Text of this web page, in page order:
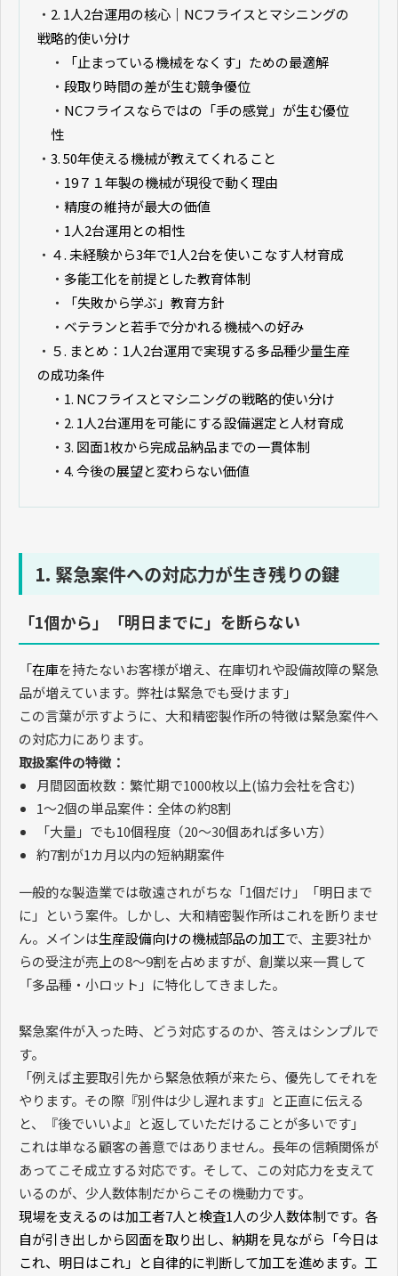
・ 2. 1人2台運用の核心｜NCフライスとマシニングの
戦略的使い分け
・
「止まっている機械をなくす」ための最適解
・ 段取り時間の差が生む競争優位
・ NCフライスならではの「手の感覚」が生む優位
性
・ 3. 50年使える機械が教えてくれること
・ 19７１年製の機械が現役で動く理由
・ 精度の維持が最大の価値
・ 1人2台運用との相性
・ ４. 未経験から3年で1人2台を使いこなす人材育成
・ 多能工化を前提とした教育体制
・
「失敗から学ぶ」教育方針
・ ベテランと若手で分かれる機械への好み
・ ５. まとめ：1人2台運用で実現する多品種少量生産
の成功条件
・ 1. NCフライスとマシニングの戦略的使い分け
・ 2. 1人2台運用を可能にする設備選定と人材育成
・ 3. 図面1枚から完成品納品までの一貫体制
・ 4. 今後の展望と変わらない価値
1. 緊急案件への対応力が生き残りの鍵
「1個から」「明日までに」を断らない
「在庫を持たないお客様が増え、在庫切れや設備故障の緊急
品が増えています。弊社は緊急でも受けます」
この言葉が示すように、大和精密製作所の特徴は緊急案件へ
の対応力にあります。
取扱案件の特徴：
月間図面枚数：繁忙期で1000枚以上(協力会社を含む)
1〜2個の単品案件：全体の約8割
「大量」でも10個程度（20〜30個あれば多い方）
約7割が1カ月以内の短納期案件
一般的な製造業では敬遠されがちな「1個だけ」「明日まで
に」という案件。しかし、大和精密製作所はこれを断りませ
ん。メインは生産設備向けの機械部品の加工で、主要3社か
らの受注が売上の8〜9割を占めますが、創業以来一貫して
「多品種・小ロット」に特化してきました。
緊急案件が入った時、どう対応するのか、答えはシンプルで
す。
「例えば主要取引先から緊急依頼が来たら、優先してそれを
やります。その際『別件は少し遅れます』と正直に伝える
と、『後でいいよ』と返していただけることが多いです」
これは単なる顧客の善意ではありません。長年の信頼関係が
あってこそ成立する対応です。そして、この対応力を支えて
いるのが、少人数体制だからこその機動力です。
現場を支えるのは加工者7人と検査1人の少人数体制です。各
自が引き出しから図面を取り出し、納期を見ながら「今日は
これ、明日はこれ」と自律的に判断して加工を進めます。工